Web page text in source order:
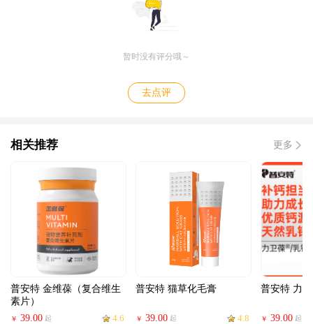
暂时没有评分哦～
去点评
相关推荐 更多
普安特 金维葆（复合维生
素片）
￥ 39.00 起 4.6
普安特 猫草化毛膏
￥ 39.00 起 4.8
普安特 力
￥ 39.00 起